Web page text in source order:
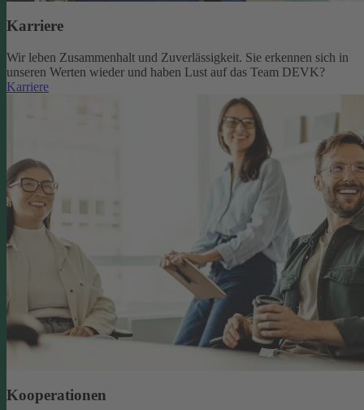
Karriere
Wir leben Zusammenhalt und Zuverlässigkeit. Sie erkennen sich in
unseren Werten wieder und haben Lust auf das Team DEVK?
Karriere
Kooperationen